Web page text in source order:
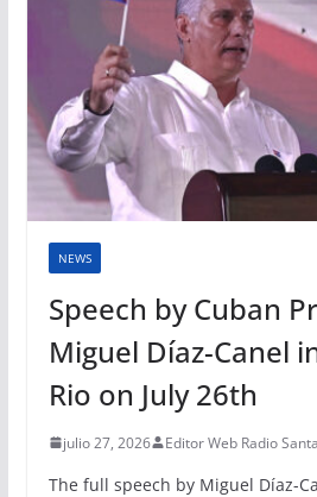
NEWS
Speech by Cuban
Miguel Díaz-Canel
Rio on July 26th
julio 27, 2026 Editor Web Radio
The full speech by Miguel Díaz-